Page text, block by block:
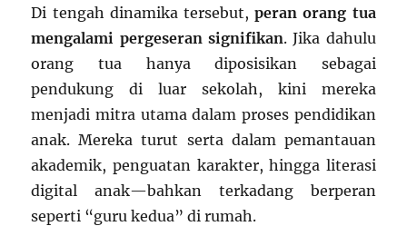
Di tengah dinamika tersebut,peran orang tua
mengalami pergeseran signifikan. Jika dahulu
orang tua hanya diposisikan sebagai
pendukung di luar sekolah, kini mereka
menjadi mitra utama dalam proses pendidikan
anak. Mereka turut serta dalam pemantauan
akademik, penguatan karakter, hingga literasi
digital anak—bahkan terkadang berperan
seperti “guru kedua” di rumah.